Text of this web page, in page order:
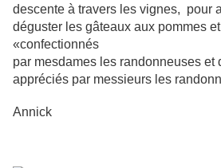
descente à travers les vignes, pour
déguster les gâteaux aux pommes
«confectionnés
par mesdames les randonneuses et
appréciés par messieurs les
Annick